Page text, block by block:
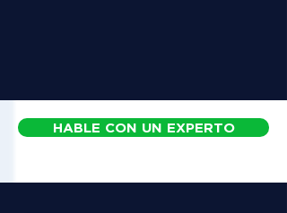
HABLE CON UN EXPERTO